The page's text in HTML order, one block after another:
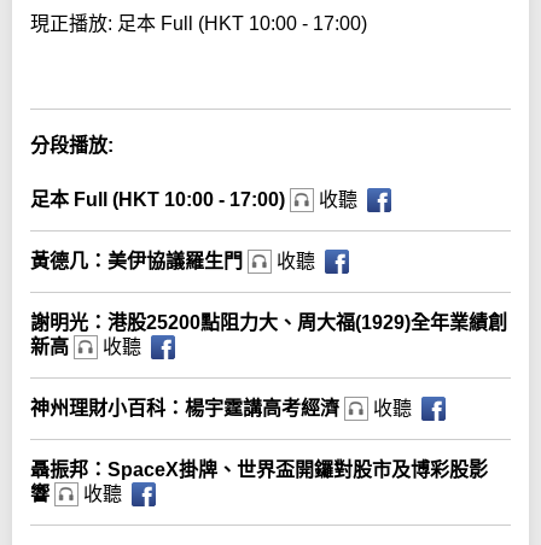
現正播放: 足本 Full (HKT 10:00 - 17:00)
分段播放:
足本 Full (HKT 10:00 - 17:00) 收聽
黃德几：美伊協議羅生門 收聽
謝明光：港股25200點阻力大、周大福(1929)全年業績創
新高
收聽
神州理財小百科：楊宇霆講高考經濟 收聽
聶振邦：SpaceX掛牌、世界盃開鑼對股市及博彩股影
響
收聽